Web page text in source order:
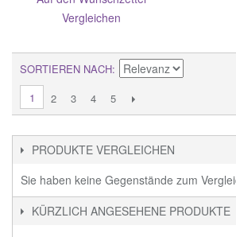
Vergleichen
SORTIEREN NACH
1
2 3 4 5
PRODUKTE VERGLEICHEN
Sie haben keine Gegenstände zum
KÜRZLICH ANGESEHENE PRODUKTE